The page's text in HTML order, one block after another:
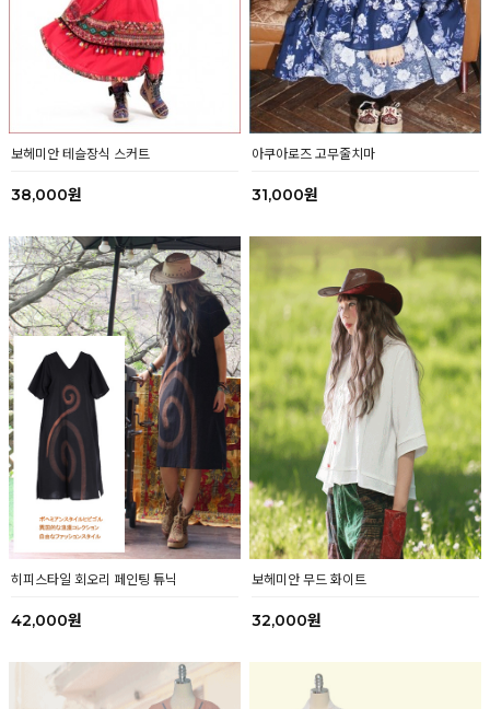
보헤미안 테슬장식 스커트
38,000원
아쿠아로즈 고무줄치마
31,000원
히피스타일 회오리 페인팅 튜닉
42,000원
보헤미안 무드 화이트
32,000원